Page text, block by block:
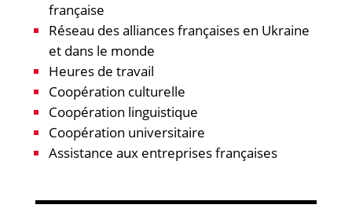
française
Réseau des alliances françaises en Ukraine
et dans le monde
Heures de travail
Coopération culturelle
Coopération linguistique
Coopération universitaire
Assistance aux entreprises françaises